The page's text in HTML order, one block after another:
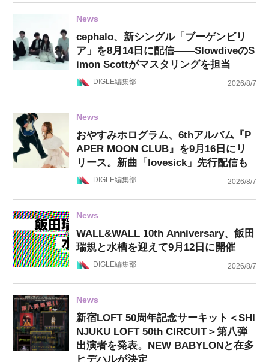
News
cephalo、新シングル「ブーゲンビリ
ア」を8月14日に配信——SlowdiveのS
imon Scottがマスタリングを担当
DIGLE編集部 2026/8/7
News
おやすみホログラム、6thアルバム『P
APER MOON CLUB』を9月16日にリ
リース。新曲「lovesick」先行配信も
DIGLE編集部 2026/8/7
News
WALL&WALL 10th Anniversary、飯田
瑞規と水槽を迎えて9月12日に開催
DIGLE編集部 2026/8/7
News
新宿LOFT 50周年記念サーキット＜SHI
NJUKU LOFT 50th CIRCUIT＞第八弾
出演者を発表。NEW BABYLONと在多
ヒデハルが決定